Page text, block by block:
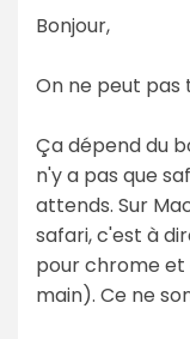
Bonjour,
On ne peut pas
Ça dépend du
n'y a pas que
attends. Sur
safari, c'est à
pour chrome et
main). Ce ne